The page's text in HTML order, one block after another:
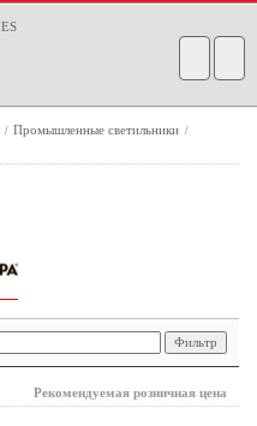
/ Промышленные светильники /
Рекомендуемая розничная цена